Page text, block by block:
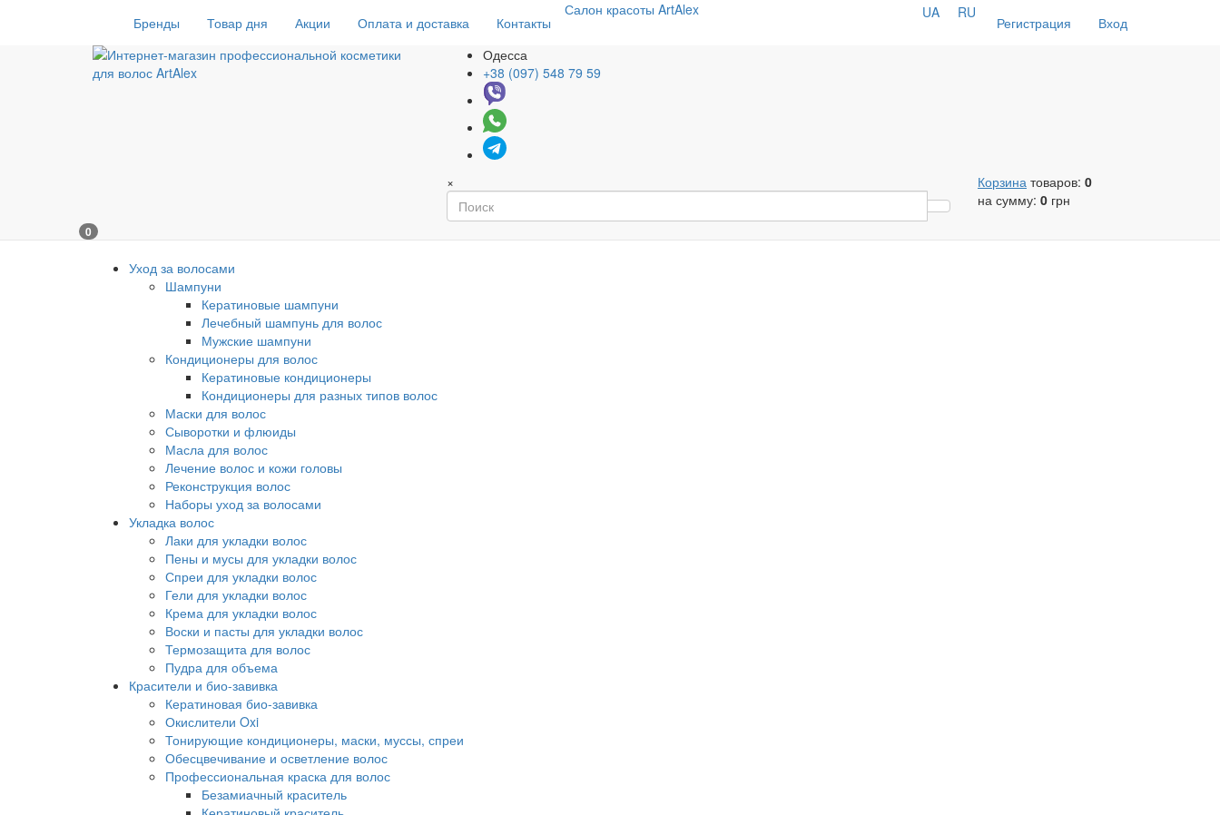
Бренды Товар дня Акции Оплата и доставка Контакты
Салон красоты ArtAlex
Регистрация Вход
UA RU
Одесса
+38 (097) 548 79 59
× Корзина товаров: 0
на сумму: 0 грн
0
Уход за волосами
Шампуни
Кератиновые шампуни
Лечебный шампунь для волос
Мужские шампуни
Кондиционеры для волос
Кератиновые кондиционеры
Кондиционеры для разных типов волос
Маски для волос
Сыворотки и флюиды
Масла для волос
Лечение волос и кожи головы
Реконструкция волос
Наборы уход за волосами
Укладка волос
Лаки для укладки волос
Пены и мусы для укладки волос
Спреи для укладки волос
Гели для укладки волос
Крема для укладки волос
Воски и пасты для укладки волос
Термозащита для волос
Пудра для объема
Красители и био-завивка
Кератиновая био-завивка
Окислители Oxi
Тонирующие кондиционеры, маски, муссы, спреи
Обесцвечивание и осветление волос
Профессиональная краска для волос
Безамиачный краситель